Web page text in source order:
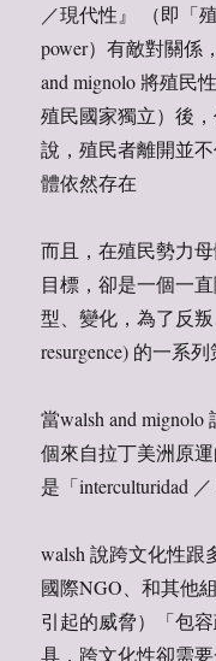
／現代性』 （即「
power）有敵對關係
and mignolo 將殖民
殖民國家獨立）後
說，殖民者離開並
體依然存在
而且，在殖民勢力
目標，卻是一個一
型、變化，為了反叛
resurgence) 的一系
當walsh and
個來自拉丁美洲原
是「interculturidad
walsh 說跨文化性跟
國際NGO、和其他
引起的威脅）「包
具，跨文化性卻需